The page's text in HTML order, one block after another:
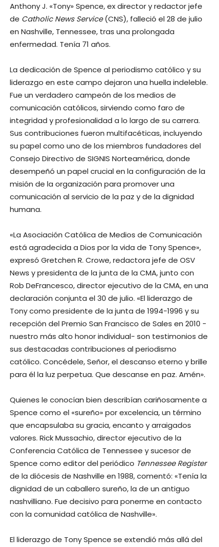
Anthony J. «Tony» Spence, ex director y redactor jefe
de Catholic News Service(CNS), falleció el 28 de julio
en Nashville, Tennessee, tras una prolongada
enfermedad. Tenía 71 años.
La dedicación de Spence al periodismo católico y su
liderazgo en este campo dejaron una huella indeleble.
Fue un verdadero campeón de los medios de
comunicación católicos, sirviendo como faro de
integridad y profesionalidad a lo largo de su carrera.
Sus contribuciones fueron multifacéticas, incluyendo
su papel como uno de los miembros fundadores del
Consejo Directivo de SIGNIS Norteamérica, donde
desempeñó un papel crucial en la configuración de la
misión de la organización para promover una
comunicación al servicio de la paz y de la dignidad
humana.
«La Asociación Católica de Medios de Comunicación
está agradecida a Dios por la vida de Tony Spence»,
expresó Gretchen R. Crowe, redactora jefe de OSV
News y presidenta de la junta de la CMA, junto con
Rob DeFrancesco, director ejecutivo de la CMA, en una
declaración conjunta el 30 de julio. «El liderazgo de
Tony como presidente de la junta de 1994-1996 y su
recepción del Premio San Francisco de Sales en 2010 -
nuestro más alto honor individual- son testimonios de
sus destacadas contribuciones al periodismo
católico. Concédele, Señor, el descanso eterno y brille
para él la luz perpetua. Que descanse en paz. Amén».
Quienes le conocían bien describían cariñosamente a
Spence como el «sureño» por excelencia, un término
que encapsulaba su gracia, encanto y arraigados
valores. Rick Mussachio, director ejecutivo de la
Conferencia Católica de Tennessee y sucesor de
Spence como editor del periódico Tennessee Register
de la diócesis de Nashville en 1988, comentó: «Tenía la
dignidad de un caballero sureño, la de un antiguo
nashvilliano. Fue decisivo para ponerme en contacto
con la comunidad católica de Nashville».
El liderazgo de Tony Spence se extendió más allá del